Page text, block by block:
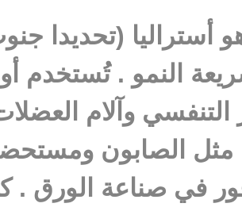
أستراليا (تحديدا
النمو . تُستخدم
التنفسي وآلام
مثل الصابون
في صناعة الورق .